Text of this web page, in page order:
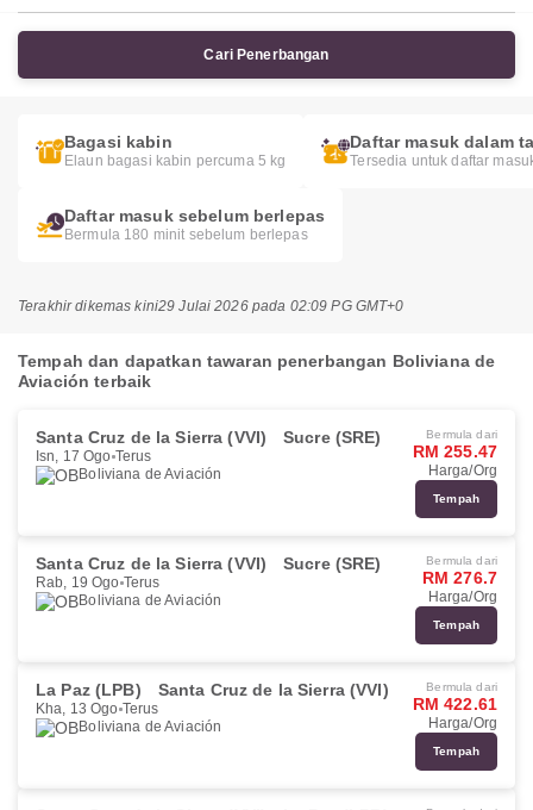
Cari Penerbangan
Bagasi kabin
Elaun bagasi kabin percuma 5 kg
Daftar masuk dalam
Tersedia untuk daftar
Daftar masuk sebelum berlepas
Bermula 180 minit sebelum berlepas
Terakhir dikemas kini29 Julai 2026 pada 02:09 PG GMT+0
Tempah dan dapatkan tawaran penerbangan Boliviana de
Aviación terbaik
Santa Cruz de la Sierra (VVI) Sucre (SRE)
Isn, 17 Ogo Terus
Boliviana de Aviación
Bermula dari
RM 255.47
Harga/Org
Tempah
Santa Cruz de la Sierra (VVI) Sucre (SRE)
Rab, 19 Ogo Terus
Boliviana de Aviación
Bermula dari
RM 276.7
Harga/Org
Tempah
La Paz (LPB) Santa Cruz de la Sierra (VVI)
Kha, 13 Ogo Terus
Boliviana de Aviación
Bermula dari
RM 422.61
Harga/Org
Tempah